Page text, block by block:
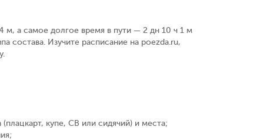
а самое долгое время в пути — 2 дн 10 ч 1 м
состава. Изучите расписание на poezda.ru,
купе, СВ или сидячий) и места;
;